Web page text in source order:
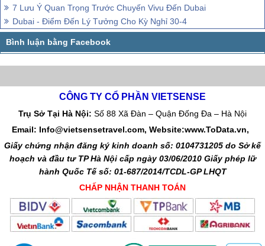
7 Lưu Ý Quan Trọng Trước Chuyến Vivu Đến Dubai
Dubai - Điểm Đến Lý Tưởng Cho Kỳ Nghỉ 30-4
CÔNG TY CỔ PHẦN VIETSENSE
Trụ Sở Tại Hà Nội: Số 88 Xã Đàn – Quận Đống Đa – Hà Nội
Email: Info@vietsensetravel.com, Website:www.ToData.vn,
Giấy chứng nhận đăng ký kinh doanh số: 0104731205 do Sở kế
hoạch và đầu tư TP Hà Nội cấp ngày 03/06/2010 Giấy phép lữ
hành Quốc Tế số: 01-687/2014/TCDL-GP LHQT
CHẤP NHẬN THANH TOÁN